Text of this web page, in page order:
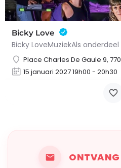
Bicky Love
Place Charles De Gaule 9,
15 januari 2027 19h00 - 20h30
ONTVANG